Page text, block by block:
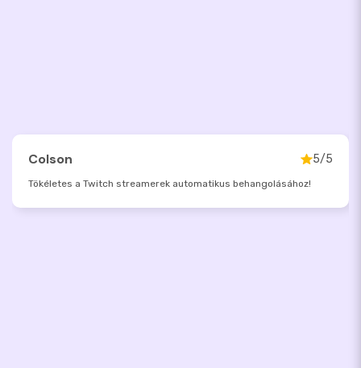
Colson 5/5
Tökéletes a Twitch streamerek automatikus behangolásához!